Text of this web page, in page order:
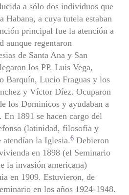
a sólo dos individuos que
Habana, a cuya tutela estaban
principal fue la atención a
aunque regentaron
de Santa Ana y San
los PP. Luis Vega,
Barquín, Lucio Fraguas y los
y Víctor Díez. Ocuparon
los Dominicos y ayudaban a
En 1891 se hacen cargo del
(latinidad, filosofía y
atendían la Iglesia.6Debieron
en 1898 (el Seminario
la invasión americana)
en 1909. Estuvieron, de
en los años 1924-1948.